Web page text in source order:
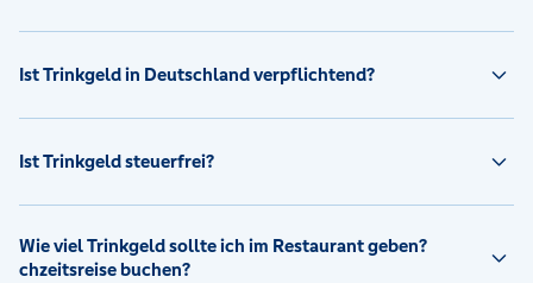
Ist Trinkgeld in Deutschland verpflichtend?
Ist Trinkgeld steuerfrei?
Wie viel Trinkgeld sollte ich im Restaurant geben?
chzeitsreise buchen?